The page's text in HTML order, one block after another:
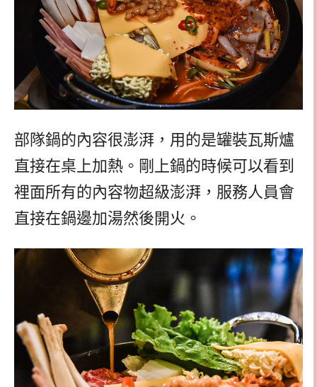
部隊鍋的內容很澎湃，用的是罐裝瓦斯爐
直接在桌上加熱。剛上鍋的時候可以看到
裡面所有的內容物超級澎湃，服務人員會
直接在鍋邊加湯然後開火。